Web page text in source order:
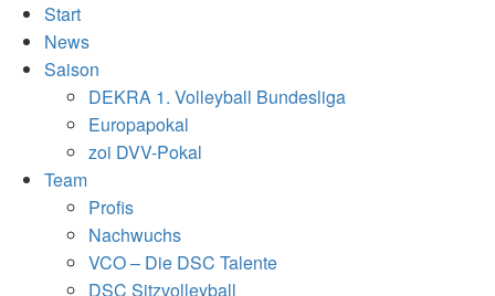
Start
News
Saison
DEKRA 1. Volleyball Bundesliga
Europapokal
zoi DVV-Pokal
Team
Profis
Nachwuchs
VCO – Die DSC Talente
DSC Sitzvolleyball